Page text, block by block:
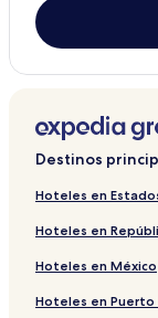
Hoteles familiares
Hoteles en Obout
Hoteles en
Hoteles en Libolo
Hoteles 5
Destinos
Hoteles en
Hoteles en
Hoteles en México
Hoteles en Puerto